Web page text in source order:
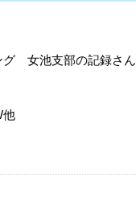
グ 女池支部の記録さん
他